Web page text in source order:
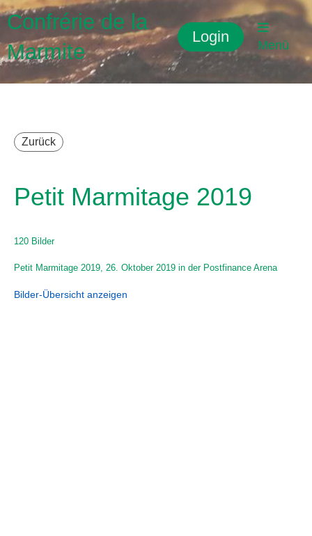
Confrérie de la
Marmite
Login Menü
Zurück
Petit Marmitage 2019
120 Bilder
Petit Marmitage 2019, 26. Oktober 2019 in der Postfinance Arena
Bilder-Übersicht anzeigen